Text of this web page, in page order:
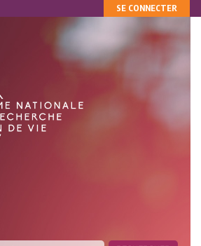
principal
MON
COMPTE
SE CONNECTER